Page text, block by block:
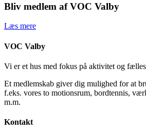
Bliv medlem af VOC Valby
Læs mere
VOC Valby
Vi er et hus med fokus på aktivitet og
Et medlemskab giver dig mulighed for at
f.eks. vores to motionsrum, bordtennis,
m.m.
Kontakt